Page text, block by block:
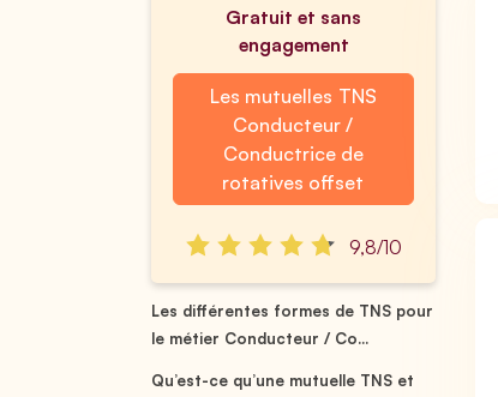
Gratuit et sans
engagement
Les mutuelles TNS
Conducteur /
Conductrice de
rotatives offset
9,8/10
Les différentes formes de TNS pour
le métier Conducteur / Co...
Qu’est-ce qu’une mutuelle TNS et